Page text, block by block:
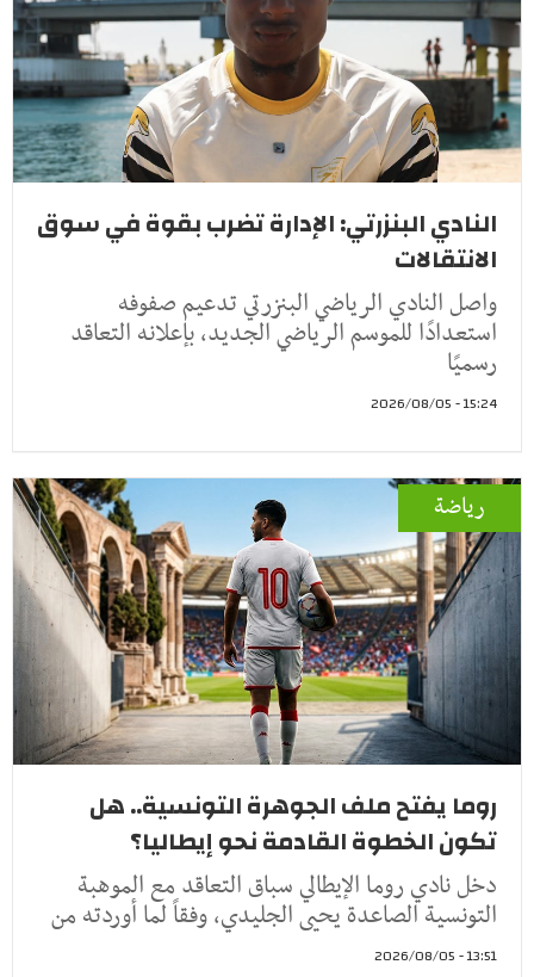
النادي البنزرتي: الإدارة تضرب بقوة في سوق
الانتقالات
واصل النادي الرياضي البنزرتي تدعيم صفوفه
استعدادًا للموسم الرياضي الجديد، بإعلانه التعاقد
رسميًا
15:24 - 2026/08/05
رياضة
روما يفتح ملف الجوهرة التونسية.. هل
تكون الخطوة القادمة نحو إيطاليا؟
دخل نادي روما الإيطالي سباق التعاقد مع الموهبة
التونسية الصاعدة يحيى الجليدي، وفقاً لما أوردته من
13:51 - 2026/08/05